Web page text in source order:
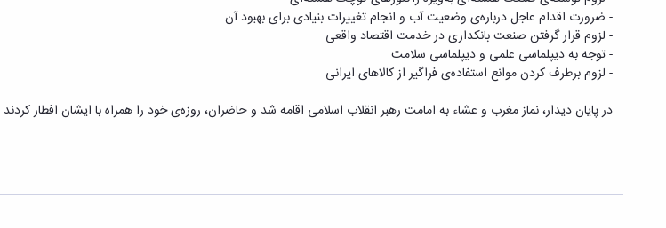
- ضرورت اقدام عاجل درباره‌ی وضعیت آب و انجام تغییرات بنیادی برای بهبود آن
- لزوم قرار گرفتن صنعت بانکداری در خدمت اقتصاد واقعی
- توجه به دیپلماسی علمی و دیپلماسی سلامت
- لزوم برطرف کردن موانع استفاده‌ی فراگیر از کالاهای ایرانی
در پایان دیدار، نماز مغرب و عشاء به امامت رهبر انقلاب اسلامی اقامه شد و حاضران، روزه‌ی خود را همراه با ایشان افطار کردند.